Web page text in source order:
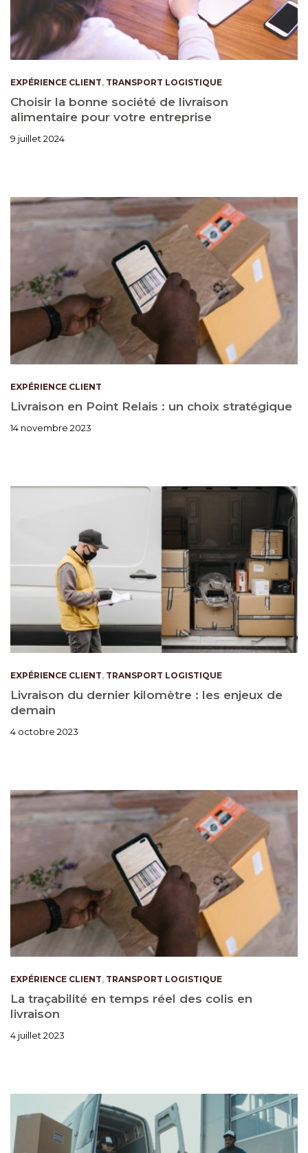
EXPÉRIENCE CLIENT, TRANSPORT LOGISTIQUE
Choisir la bonne société de livraison
alimentaire pour votre entreprise
9 juillet 2024
EXPÉRIENCE CLIENT
Livraison en Point Relais : un choix stratégique
14 novembre 2023
EXPÉRIENCE CLIENT, TRANSPORT LOGISTIQUE
Livraison du dernier kilomètre : les enjeux de
demain
4 octobre 2023
EXPÉRIENCE CLIENT, TRANSPORT LOGISTIQUE
La traçabilité en temps réel des colis en
livraison
4 juillet 2023